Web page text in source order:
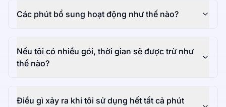
Các phút bổ sung hoạt động như thế nào?
Nếu tôi có nhiều gói, thời gian sẽ được trừ như
thế nào?
Điều gì xảy ra khi tôi sử dụng hết tất cả phút